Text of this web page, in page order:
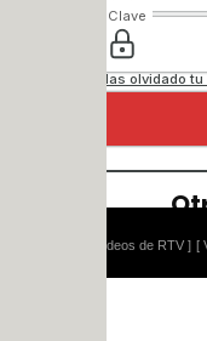
[ Ver más Vídeos